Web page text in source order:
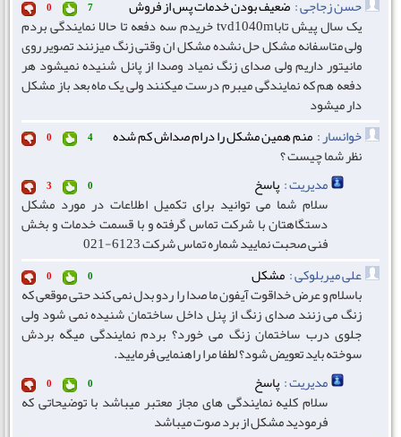
حسن زجاجی : ضعیف بودن خدمات پس از فروش 7
0
یک سال پیش تاباtvd1040m خریدم سه دفعه تا حالا نمایندگی بردم
ولی متاسفانه مشکل حل نشده مشکل ان وقتی زنگ میزنند تصویر روی
مانیتور داریم ولی صدای زنگ نمیاد وصدا از پانل شنیده نمیشود هر
دفعه هم که نمایندگی میبرم درست میکنند ولی یک ماه بعد باز مشکل
دار میشود
خوانسار : منم همین مشکل را درام صداش کم شده 4
0
نظر شما چیست ؟
مدیریت :پاسخ 0
3
سلام شما می توانید برای تکمیل اطلاعات در مورد مشکل
دستگاهتان با شرکت تماس گرفته و با قسمت خدمات و بخش
فنی صحبت نمایید شماره تماس شرکت 6123-021
علی میربلوکی : مشکل 0
0
باسلام و عرض خداقوت آیفون ما صدا را ردو بدل نمی کند حتی موقعی که
زنگ می زنند صدای زنگ از پنل داخل ساختمان شنیده نمی شود ولی
جلوی درب ساختمان زنگ می خورد؟ بردم نمایندگی میگه بردش
سوخته باید تعویض شود؟ لطفا مرا راهنمایی فرمایید.
مدیریت :پاسخ 0
0
سلام کلیه نمایندگی های مجاز معتبر میباشد با توضیحاتی که
فرمودید مشکل از برد صوت میباشد